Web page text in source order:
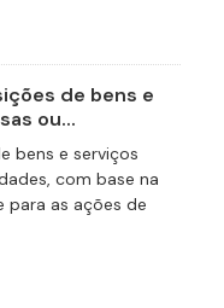
de bens e
ou...
bens e serviços
com base na
para as ações de